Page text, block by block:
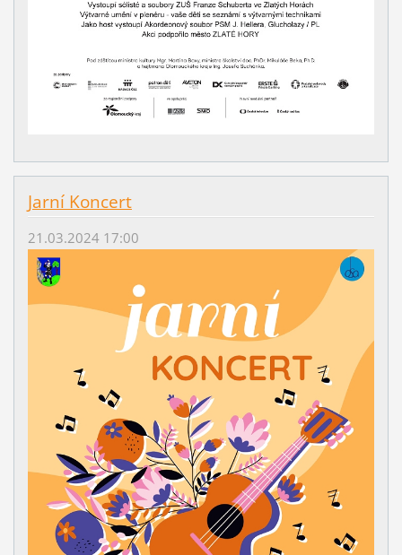
Jarní Koncert
21.03.2024 17:00